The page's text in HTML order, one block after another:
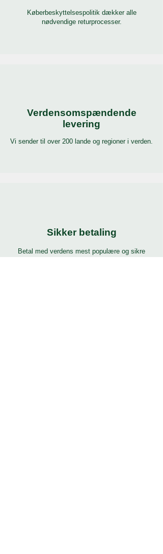
Køberbeskyttelsespolitik dækker alle
nødvendige returprocesser.
Verdensomspændende
levering
Vi sender til over 200 lande og regioner i verden.
Sikker betaling
Betal med verdens mest populære og sikre